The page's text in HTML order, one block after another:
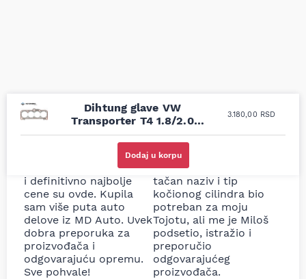
Dihtung glave VW
Transporter T4 1.8/2.0
1.75mm VR
3.180,00 RSD
Dodaj u korpu
Uporedila sam sve
prodavnice auto delova
i definitivno najbolje
cene su ovde. Kupila
sam više puta auto
delove iz MD Auto. Uvek
dobra preporuka za
proizvođača i
odgovarajuću opremu.
Sve pohvale!
Odlična usluga i
ljubazni prodavci.
Nisam bio siguran koji je
tačan naziv i tip
kočionog cilindra bio
potreban za moju
Tojotu, ali me je Miloš
podsetio, istražio i
preporučio
odgovarajućeg
proizvođača.